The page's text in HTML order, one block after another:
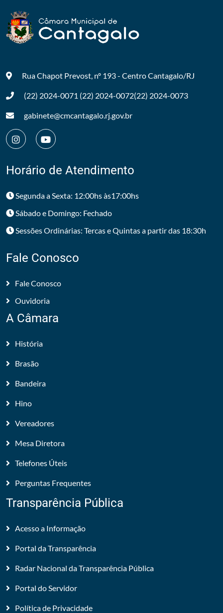
Rua Chapot Prevost, nº 193 - CentroCantagalo/RJ
(22) 2024-0071 (22) 2024-0072(22) 2024-0073
gabinete@cmcantagalo.rj.gov.br
Horário de Atendimento
Segunda a Sexta: 12:00hs às17:00hs
Sábado e Domingo: Fechado
Sessões Ordinárias: Tercas e Quintas a partir das 18:30h
Fale Conosco
Fale Conosco
Ouvidoria
A Câmara
História
Brasão
Bandeira
Hino
Vereadores
Mesa Diretora
Telefones Úteis
Perguntas Frequentes
Transparência Pública
Acesso a Informação
Portal da Transparência
Radar Nacional da Transparência Pública
Portal do Servidor
Política de Privacidade